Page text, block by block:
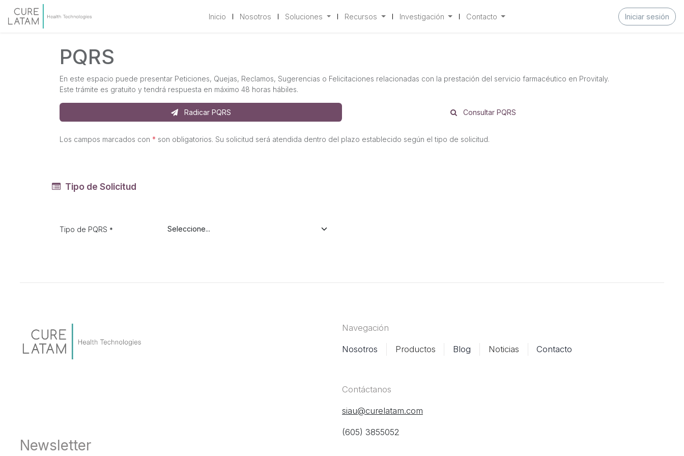
Inicio Nosotros Soluciones Recursos Investigación Contacto Iniciar sesión
PQRS
En este espacio puede presentar Peticiones, Quejas, Reclamos, Sugerencias o Felicitaciones relacionadas con la prestación del servicio farmacéutico en Provitaly.
Este trámite es gratuito y tendrá respuesta en máximo 48 horas hábiles.
Radicar PQRS Consultar PQRS
Los campos marcados con * son obligatorios. Su solicitud será atendida dentro del plazo establecido según el tipo de solicitud.
Tipo de Solicitud
Tipo de PQRS *
Newsletter
Navegación
Nosotros Productos Blog Noticias Contacto
Contáctanos
siau@curelatam.com
(605) 3855052